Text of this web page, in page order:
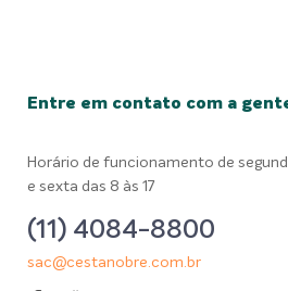
Entre em contato com a
Horário de funcionamento de
e sexta das 8 às 17
(11) 4084-8800
sac@cestanobre.com.br